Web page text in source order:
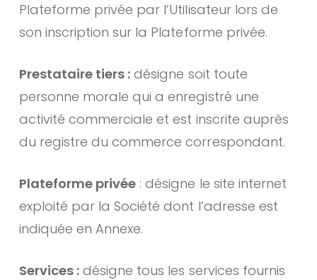
Plateforme privée par l’Utilisateur lors de
son inscription sur la Plateforme privée.
Prestataire tiers : désigne soit toute
personne morale qui a enregistré une
activité commerciale et est inscrite auprès
du registre du commerce correspondant.
Plateforme privée : désigne le site internet
exploité par la Société dont l’adresse est
indiquée en Annexe.
Services : désigne tous les services fournis